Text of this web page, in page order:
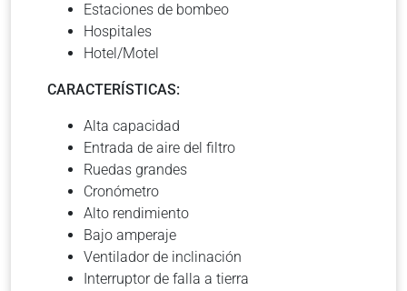
Estaciones de bombeo
Hospitales
Hotel/Motel
CARACTERÍSTICAS:
Alta capacidad
Entrada de aire del filtro
Ruedas grandes
Cronómetro
Alto rendimiento
Bajo amperaje
Ventilador de inclinación
Interruptor de falla a tierra